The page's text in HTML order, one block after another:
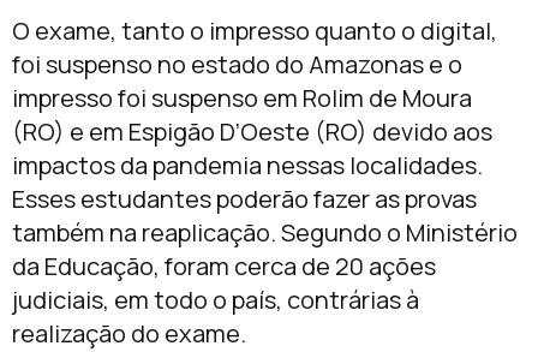
O exame, tanto o impresso quanto o digital,
foi suspenso no estado do Amazonas e o
impresso foi suspenso em Rolim de Moura
(RO) e em Espigão D’Oeste (RO) devido aos
impactos da pandemia nessas localidades.
Esses estudantes poderão fazer as provas
também na reaplicação. Segundo o Ministério
da Educação, foram cerca de 20 ações
judiciais, em todo o país, contrárias à
realização do exame.